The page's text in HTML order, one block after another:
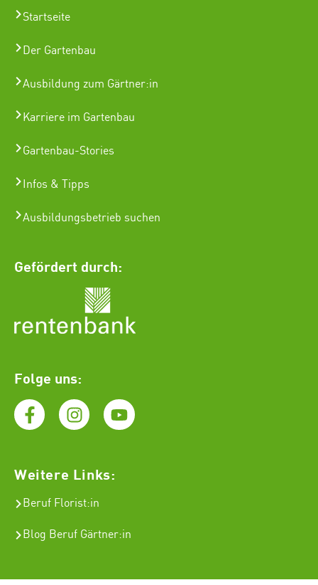
Startseite
Der Gartenbau
Ausbildung zum Gärtner:in
Karriere im Gartenbau
Gartenbau-Stories
Infos & Tipps
Ausbildungsbetrieb suchen
Gefördert durch:
Folge uns:
Weitere Links:
Beruf Florist:in
Blog Beruf Gärtner:in